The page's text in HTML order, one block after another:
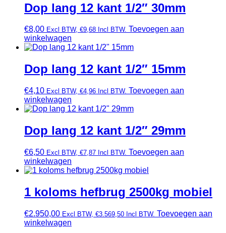
Dop lang 12 kant 1/2″ 30mm
€8,00 Excl BTW, €9,68 Incl BTW. Toevoegen aan
winkelwagen
Dop lang 12 kant 1/2″ 15mm
€4,10 Excl BTW, €4,96 Incl BTW. Toevoegen aan
winkelwagen
Dop lang 12 kant 1/2″ 29mm
€6,50 Excl BTW, €7,87 Incl BTW. Toevoegen aan
winkelwagen
1 koloms hefbrug 2500kg mobiel
€2.950,00 Excl BTW, €3.569,50 Incl BTW. Toevoegen aan
winkelwagen